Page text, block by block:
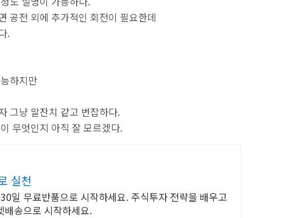
공전 외에 추가적인 회전이 필요한데
.
하지만
그냥 말잔치 같고 번잡하다.
무엇인지 아직 잘 모르겠다.
실천
일 무료반품으로 시작하세요. 주식투자 전략을 배우고
배송으로 시작하세요.